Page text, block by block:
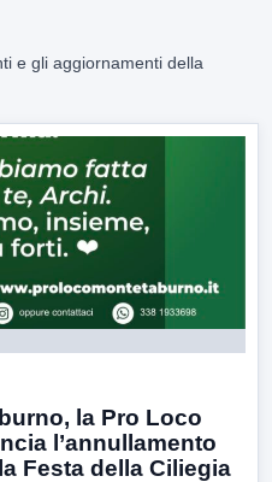
e gli aggiornamenti della
la Pro Loco
l’annullamento
Festa della Ciliegia